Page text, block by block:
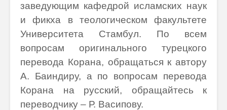
заведующим кафедрой исламских наук
и фикха в теологическом факультете
Университета Стамбул. По всем
вопросам оригинального турецкого
перевода Корана, обращаться к автору
А. Баиндиру, а по вопросам перевода
Корана на русский, обращайтесь к
переводчику – Р. Васипову.